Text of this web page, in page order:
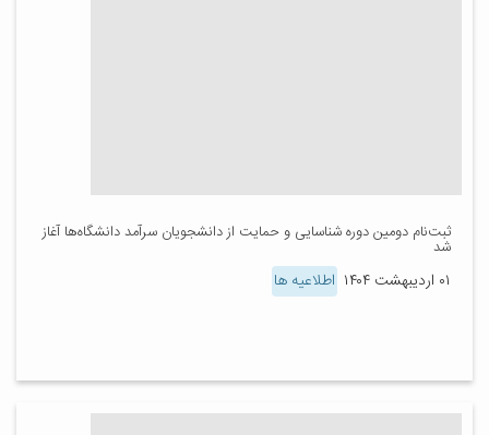
ثبت‌نام دومین دوره شناسایی و حمایت از دانشجویان سرآمد دانشگاه‌ها آغاز
شد
۰۱ اردیبهشت ۱۴۰۴ اطلاعیه ها